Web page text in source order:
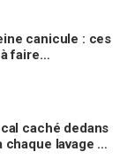
canicule : ces
faire
caché dedans
lavage si